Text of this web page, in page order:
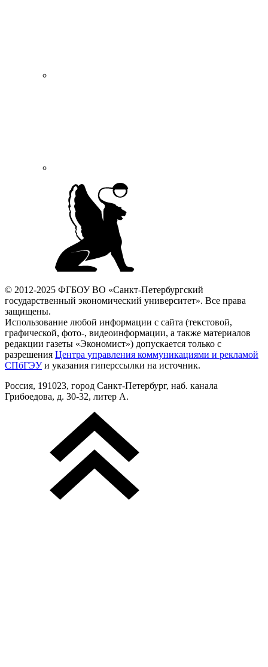
© 2012-2025 ФГБОУ ВО «Санкт-Петербургский
государственный экономический университет». Все права
защищены.
Использование любой информации с сайта (текстовой,
графической, фото-, видеоинформации, а также материалов
редакции газеты «Экономист») допускается только с
разрешения Центра управления коммуникациями и рекламой
СПбГЭУи указания гиперссылки на источник.
Россия, 191023, город Санкт-Петербург, наб. канала
Грибоедова, д. 30-32, литер А.